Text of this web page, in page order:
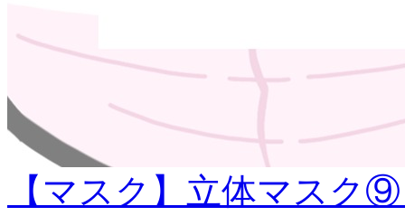
【マスク】立体マスク